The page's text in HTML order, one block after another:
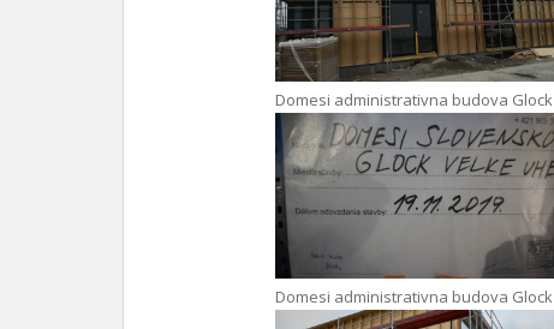
Domesi administrativna budova Glock
Domesi administrativna budova Glock